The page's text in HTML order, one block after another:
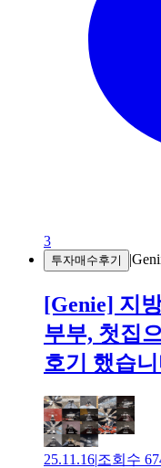
3
투자매수후기 |
[Genie] 지
부부, 첫집
호기 했습
25.11.16|조회수